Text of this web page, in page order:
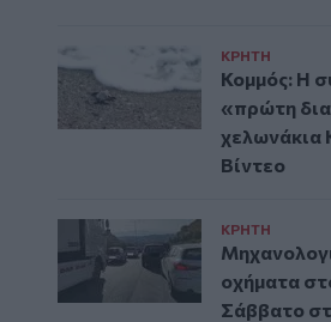
ΚΡΗΤΗ
Κομμός: Η
«πρώτη
χελωνάκια
Βίντεο
ΚΡΗΤΗ
οχήματα
Σάββατο